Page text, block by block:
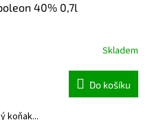
40% 0,7l
Skladem
Do košíku
koňak...